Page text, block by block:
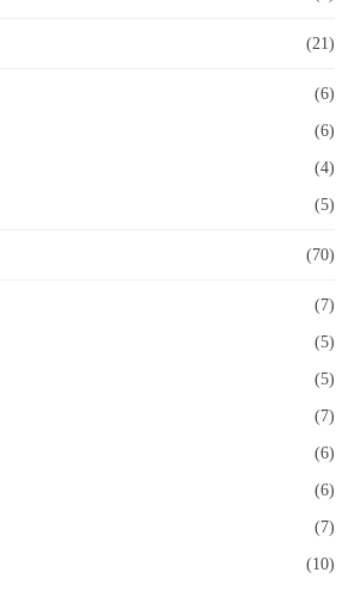
(21)
(6)
(6)
(4)
(5)
(70)
(7)
(5)
(5)
(7)
(6)
(6)
(7)
(10)